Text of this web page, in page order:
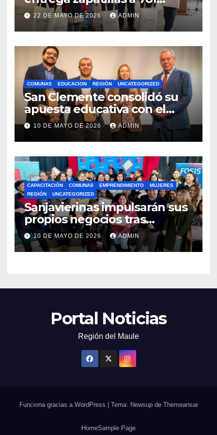
estudiantes con recursos del
Royalty Minero
22 DE MAYO DE 2026 ADMIN
COMUNAS EDUCACION REGIÓN UNCATEGORIZED
San Clemente consolidó su
apuesta educativa con el
lanzamiento del
Preuniversitario Brotes 2026
10 DE MAYO DE 2026 ADMIN
CAPACITACIÓN COMUNAS EMPRENDIMIENTO
MUJERES
REGIÓN
UNCATEGORIZED
Sanjavierinas impulsarán sus
propios negocios tras
capacitarse junto al FOSIS
10 DE MAYO DE 2026 ADMIN
Portal Noticias
Región del Maule
Funciona gracias a WordPress Tema: Newsup de Themeansar
HomeSample Page